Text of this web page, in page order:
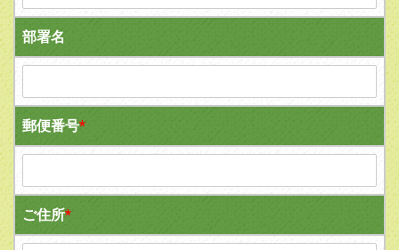
部署名
郵便番号*
ご住所*